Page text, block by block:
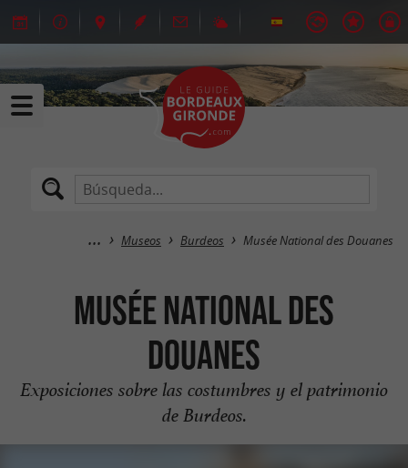
Museos Burdeos Musée National des Douanes
Musée National des
Douanes
Exposiciones sobre las costumbres y el patrimonio
de Burdeos.